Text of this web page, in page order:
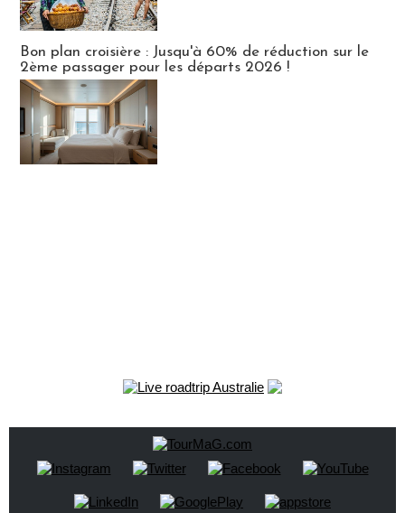
Bon plan croisière : Jusqu'à 60% de réduction sur le
2ème passager pour les départs 2026 !